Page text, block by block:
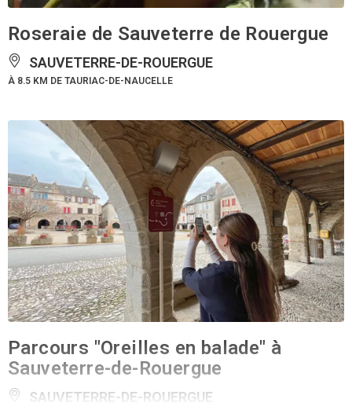
Roseraie de Sauveterre de Rouergue
SAUVETERRE-DE-ROUERGUE
À 8.5 KM DE TAURIAC-DE-NAUCELLE
Parcours "Oreilles en balade" à
Sauveterre-de-Rouergue
SAUVETERRE-DE-ROUERGUE